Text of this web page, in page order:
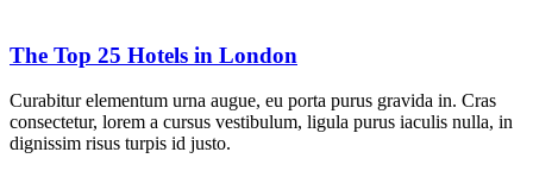
The Top 25 Hotels in London
Curabitur elementum urna augue, eu porta purus gravida in. Cras
consectetur, lorem a cursus vestibulum, ligula purus iaculis nulla, in
dignissim risus turpis id justo.